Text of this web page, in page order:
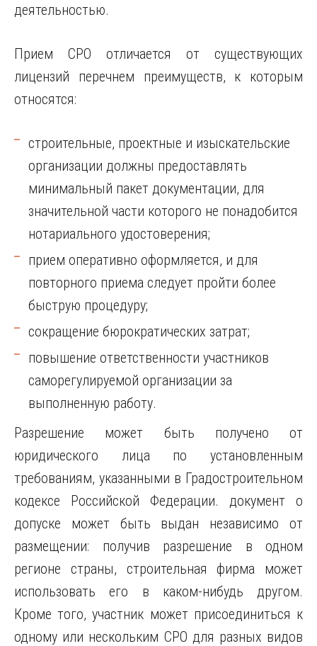
деятельностью.
Прием СРO отличается от существующих
лицензий перечнем преимуществ, к которым
относятся:
строительные, проектные и изыскательские
организации должны предоставлять
минимальный пакет документации, для
значительной части которого не понадобится
нотариального удостоверения;
прием оперативно оформляется, и для
повторного приема следует пройти более
быструю процедуру;
сокращение бюрократических затрат;
повышение ответственности участников
саморегулируемой организации за
выполненную работу.
Разрешение может быть получено от
юридического лица по установленным
требованиям, указанными в Градостроительном
кодексе Российской Федерации. документ о
допуске может быть выдан независимо от
размещении: получив разрешение в одном
регионе страны, строительная фирма может
использовать его в каком-нибудь другом.
Кроме того, участник может присоединиться к
одному или нескольким СРО для разных видов